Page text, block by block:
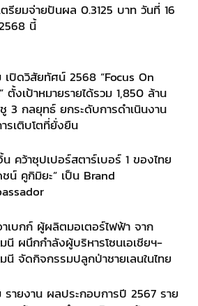
ตรียมจ่ายปันผล 0.3125 บาท วันที่ 16
นี้
เปิดวิสัยทัศน์ 2568 “Focus On
ตั้งเป้าหมายรายได้รวม 1,850 ล้าน
3 กลยุทธ์ ยกระดับการดำเนินงาน
รเติบโตที่ยั่งยืน
คว้าซุปเปอร์สตาร์เบอร์ 1 ของไทย
น์ คูกิมิยะ” เป็น Brand
เบกก์ ผู้ผลิตมอเตอร์ไฟฟ้า จาก
นี ผนึกกำลังผู้บริหารโซนเอเชียฯ-
นี จัดกิจกรรมปลูกป่าชายเลนในไทย
รายงาน ผลประกอบการปี 2567 ราย